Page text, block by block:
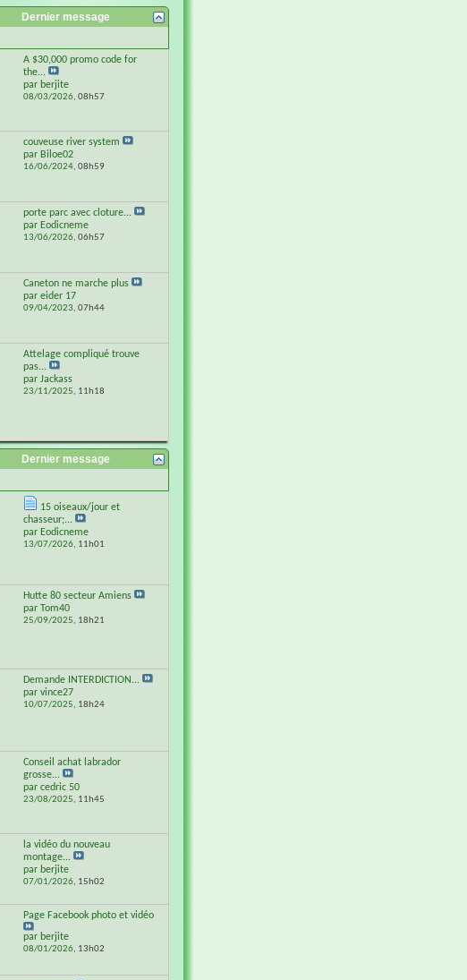
Dernier message
A $30,000 promo code for
the...
par berjite
08/03/2026, 08h57
couveuse river system
par Biloe02
16/06/2024, 08h59
porte parc avec cloture...
par Eodicneme
13/06/2026, 06h57
Caneton ne marche plus
par eider 17
09/04/2023, 07h44
Attelage compliqué trouve
pas...
par Jackass
23/11/2025, 11h18
Dernier message
15 oiseaux/jour et
chasseur;...
par Eodicneme
13/07/2026, 11h01
Hutte 80 secteur Amiens
par Tom40
25/09/2025, 18h21
Demande INTERDICTION...
par vince27
10/07/2025, 18h24
Conseil achat labrador
grosse...
par cedric 50
23/08/2025, 11h45
la vidéo du nouveau
montage...
par berjite
07/01/2026, 15h02
Page Facebook photo et vidéo
par berjite
08/01/2026, 13h02